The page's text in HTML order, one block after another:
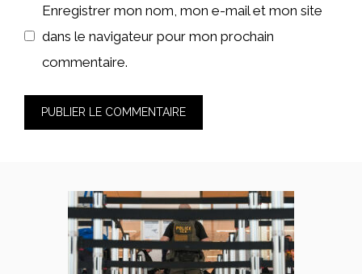
Enregistrer mon nom, mon e-mail et mon site
dans le navigateur pour mon prochain
commentaire.